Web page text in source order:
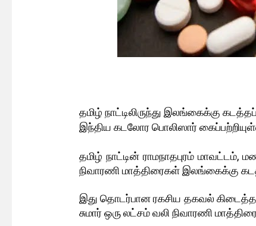
தமிழ் நாட்டிலிருந்து இலங்கைக்கு
இந்திய கடலோர பொலிஸார்
தமிழ் நாட்டின் ராமநாதபுரம்
நிவாரணி மாத்திரைகள் இலங்கைக்கு
இது தொடர்பான ரகசிய தகவல்
சுமார் ஒரு லட்சம் வலி நிவாரணி